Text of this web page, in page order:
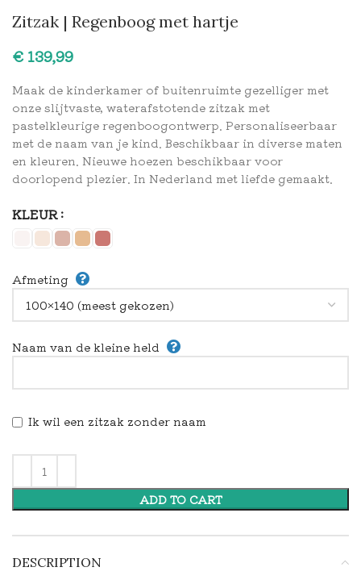
Zitzak | Regenboog met hartje
€
Maak de kinderkamer of buitenruimte gezelliger met
onze slijtvaste, waterafstotende zitzak met
pastelkleurige regenboogontwerp. Personaliseerbaar
met de naam van je kind. Beschikbaar in diverse maten
en kleuren. Nieuwe hoezen beschikbaar voor
doorlopend plezier. In Nederland met liefde gemaakt.
KLEUR
Afmeting
Naam van de kleine held
Ik wil een zitzak zonder naam
ADD TO CART
DESCRIPTION